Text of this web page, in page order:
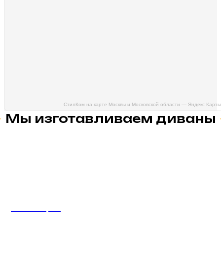
СтилКом на карте Москвы и Московской области — Яндекс Карты
Мы изготавливаем диваны